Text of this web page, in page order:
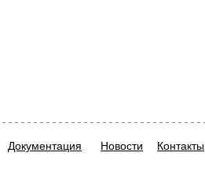
Контакты
Новости
Документация